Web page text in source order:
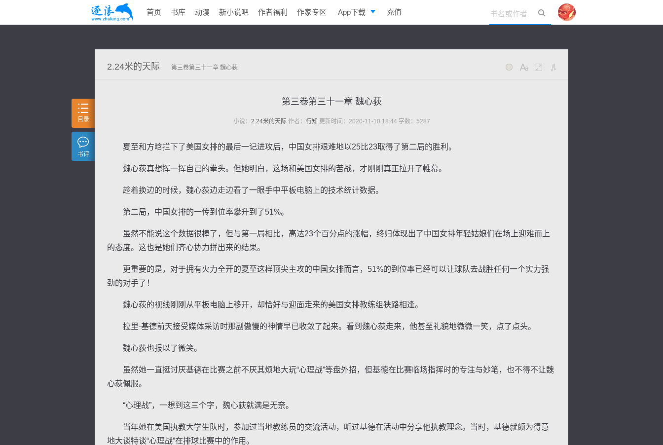
首页 书库 动漫 新小说吧 作者福利 作家专区 App下载 充值
2.24米的天际 第三卷第三十一章 魏心荻
第三卷第三十一章 魏心荻
小说： 2.24米的天际作者： 行知 更新时间：2020-11-10 18:44 字数：5287
夏至和方晗拦下了美国女排的最后一记进攻后，中国女排艰难地以25比23取得了第二局的胜利。
魏心荻真想挥一挥自己的拳头。但她明白，这场和美国女排的苦战，才刚刚真正拉开了帷幕。
趁着换边的时候，魏心荻边走边看了一眼手中平板电脑上的技术统计数据。
第二局，中国女排的一传到位率攀升到了51%。
虽然不能说这个数据很棒了，但与第一局相比，高达23个百分点的涨幅，终归体现出了中国女排年轻姑娘们在场上迎难而上
的态度。这也是她们齐心协力拼出来的结果。
更重要的是，对于拥有火力全开的夏至这样顶尖主攻的中国女排而言，51%的到位率已经可以让球队去战胜任何一个实力强
劲的对手了！
魏心荻的视线刚刚从平板电脑上移开，却恰好与迎面走来的美国女排教练组狭路相逢。
拉里·基德前天接受媒体采访时那副傲慢的神情早已收敛了起来。看到魏心荻走来，他甚至礼貌地微微一笑，点了点头。
魏心荻也报以了微笑。
虽然她一直挺讨厌基德在比赛之前不厌其烦地大玩“心理战”等盘外招，但基德在比赛临场指挥时的专注与妙笔，也不得不让魏
心荻佩服。
“心理战”，一想到这三个字，魏心荻就满是无奈。
当年她在美国执教大学生队时，参加过当地教练员的交流活动，听过基德在活动中分享他执教理念。当时，基德就颇为得意
地大谈特谈“心理战”在排球比赛中的作用。
目录
书评